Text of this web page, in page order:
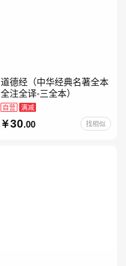
道德经（中华经典名著全本
全注全译-三全本）
自营 满减
30.00 找相似